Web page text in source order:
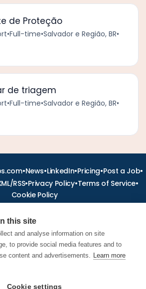
de Proteção
•Full-time•Salvador e Região, BR•
de triagem
•Full-time•Salvador e Região, BR•
•News•LinkedIn•Pricing•Post a Job•
RSS•Privacy Policy•Terms of Service•
Cookie Policy
– pilot, cabin crew, ground staff
Latest airline recruitment, industry
this site
and analyse information on site
to provide social media features and to
content and advertisements. Learn more
Cookie settings